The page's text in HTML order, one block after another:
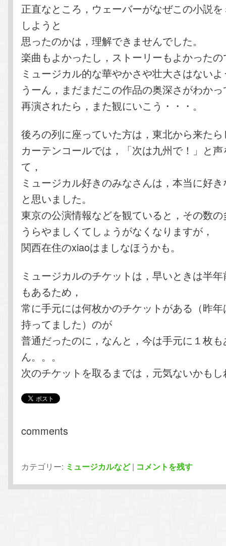
正直なところ，ウェーバーがなぜこの小説
しようと
思ったのかは，理解できませんでした。
楽曲もよかったし，ストーリーもよかった
ミュージカル的な華やかさや壮大さはない
うーん，まだまだこの作品の奥深さがわか
再演されたら，また観にいこう・・・。
後ろの列に座っていた方は，東北から来た
カーテンコールでは，「次は九州で！」と
て，
ミュージカル好きのみなさんは，本当に好
と思いました。
東京の公演情報などを観ていると，その数
うらやましくてしょうがなくなりますが，
関西在住のxiaoはましなほうかも。
ミュージカルのチケットは，早いときは半
もあるため，
常に手元には何枚かのチケットがある（昨
持ってました）のが
普通だったのに，なんと，今は手元に１枚
ん。。。
次のチケットを取るまでは，元気ないかも
comments
カテゴリー: ミュージカルなど | コメントを残す